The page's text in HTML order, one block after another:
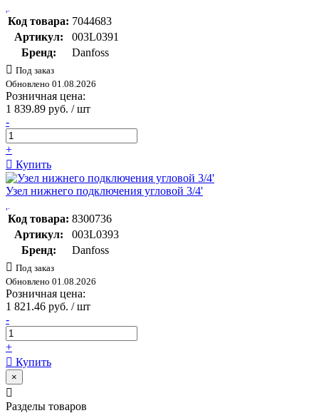
Код товара: 7044683
Артикул:
003L0391
Бренд:
Danfoss
Под заказ
Обновлено 01.08.2026
Розничная цена:
1 839.89 руб. / шт
-
+
Купить
Узел нижнего подключения угловой 3/4'
Код товара: 8300736
Артикул:
003L0393
Бренд:
Danfoss
Под заказ
Обновлено 01.08.2026
Розничная цена:
1 821.46 руб. / шт
-
+
Купить
×
Разделы товаров